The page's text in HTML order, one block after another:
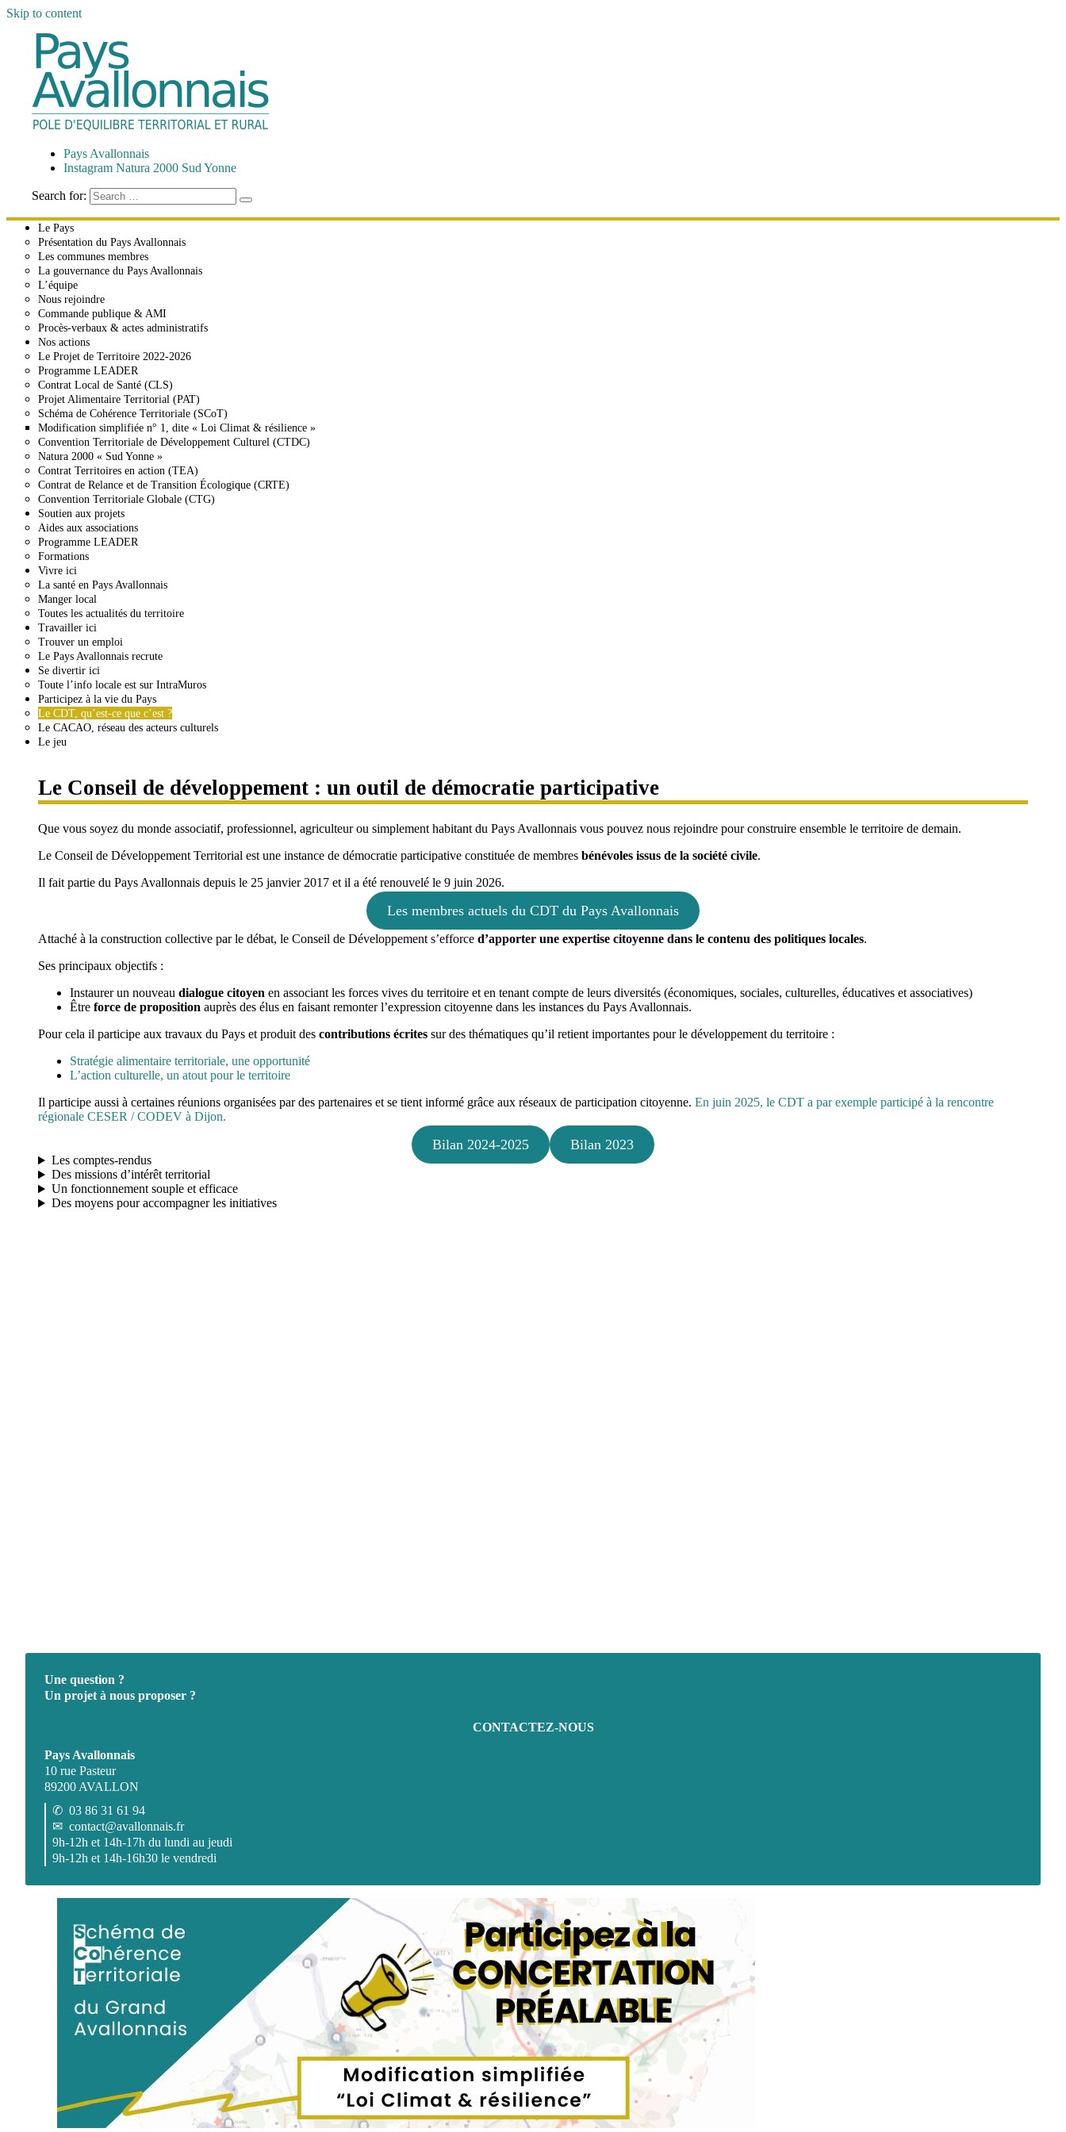
Skip to content
Pays Avallonnais
Pôle d'Équilibre Territorial et Rural
Pays Avallonnais
Instagram Natura 2000 Sud Yonne
Search for:
Le Pays
Présentation du Pays Avallonnais
Les communes membres
La gouvernance du Pays Avallonnais
L’équipe
Nous rejoindre
Commande publique & AMI
Procès-verbaux & actes administratifs
Nos actions
Le Projet de Territoire 2022-2026
Programme LEADER
Contrat Local de Santé (CLS)
Projet Alimentaire Territorial (PAT)
Schéma de Cohérence Territoriale (SCoT)
Modification simplifiée n° 1, dite « Loi Climat & résilience »
Convention Territoriale de Développement Culturel (CTDC)
Natura 2000 « Sud Yonne »
Contrat Territoires en action (TEA)
Contrat de Relance et de Transition Écologique (CRTE)
Convention Territoriale Globale (CTG)
Soutien aux projets
Aides aux associations
Programme LEADER
Formations
Vivre ici
La santé en Pays Avallonnais
Manger local
Toutes les actualités du territoire
Travailler ici
Trouver un emploi
Le Pays Avallonnais recrute
Se divertir ici
Toute l’info locale est sur IntraMuros
Participez à la vie du Pays
Le CDT, qu’est-ce que c’est ?
Le CACAO, réseau des acteurs culturels
Le jeu
Le Conseil de développement : un outil de démocratie participative
Que vous soyez du monde associatif, professionnel, agriculteur ou simplement habitant du Pays Avallonnais vous pouvez nous rejoindre pour construire ensemble le territoire de demain.
Le Conseil de Développement Territorial est une instance de démocratie participative constituée de membres bénévoles issus de la société civile.
Il fait partie du Pays Avallonnais depuis le 25 janvier 2017 et il a été renouvelé le 9 juin 2026.
Les membres actuels du CDT du Pays Avallonnais
Attaché à la construction collective par le débat, le Conseil de Développement s’efforce d’apporter une expertise citoyenne dans le contenu des politiques locales.
Ses principaux objectifs :
Instaurer un nouveau dialogue citoyen en associant les forces vives du territoire et en tenant compte de leurs diversités (économiques, sociales, culturelles, éducatives et associatives)
Être force de proposition auprès des élus en faisant remonter l’expression citoyenne dans les instances du Pays Avallonnais.
Pour cela il participe aux travaux du Pays et produit des contributions écrites sur des thématiques qu’il retient importantes pour le développement du territoire :
Stratégie alimentaire territoriale, une opportunité
L’action culturelle, un atout pour le territoire
Il participe aussi à certaines réunions organisées par des partenaires et se tient informé grâce aux réseaux de participation citoyenne. En juin 2025, le CDT a par exemple participé à la rencontre
régionale CESER / CODEV à Dijon.
Bilan 2024-2025 Bilan 2023
Les comptes-rendus
Des missions d’intérêt territorial
Un fonctionnement souple et efficace
Des moyens pour accompagner les initiatives
Une question ?
Un projet à nous proposer ?
CONTACTEZ-NOUS
Pays Avallonnais
10 rue Pasteur
89200 AVALLON
✆ 03 86 31 61 94
✉ contact@avallonnais.fr
9h-12h et 14h-17h du lundi au jeudi
9h-12h et 14h-16h30 le vendredi